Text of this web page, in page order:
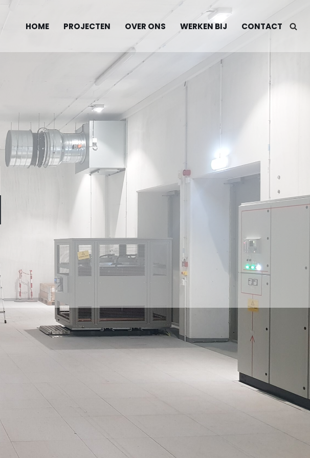
HOME PROJECTEN OVER ONS WERKEN BIJ CONTACT